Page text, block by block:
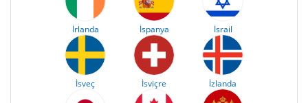
İrlanda İspanya İsrail
İsveç İsviçre İzlanda